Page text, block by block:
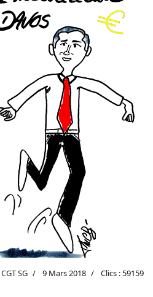
SG 9 Mars 2018 Clics : 59159